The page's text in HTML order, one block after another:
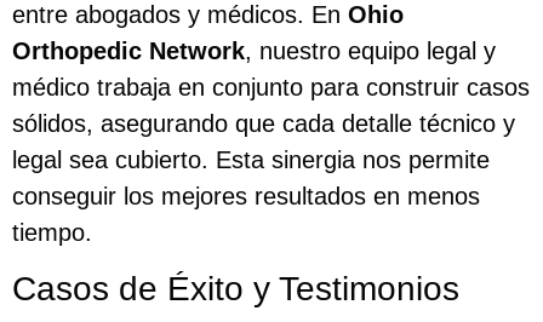
entre abogados y médicos. En Ohio
Orthopedic Network, nuestro equipo legal y
médico trabaja en conjunto para construir casos
sólidos, asegurando que cada detalle técnico y
legal sea cubierto. Esta sinergia nos permite
conseguir los mejores resultados en menos
tiempo.
Casos de Éxito y Testimonios